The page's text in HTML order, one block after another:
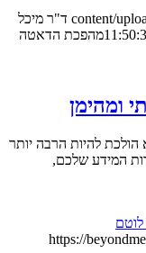
ד"ר מיכל
מהפכת הדאטה
להיות הרבה יותר
שלכם,
https://